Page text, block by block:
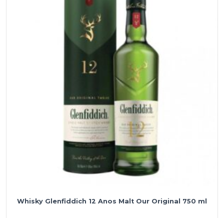
Whisky Glenfiddich 12 Anos Malt Our Original 750 ml